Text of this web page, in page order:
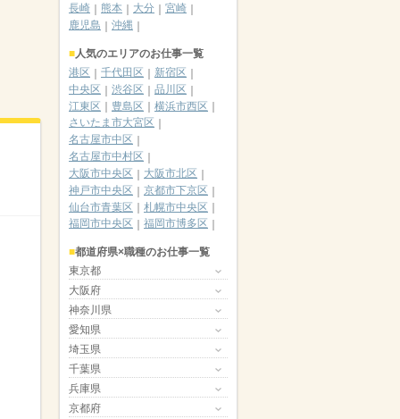
長崎
熊本 大分
宮崎
鹿児島
沖縄
人気のエリアのお仕事一覧
港区
千代田区
新宿区
中央区
渋谷区
品川区
江東区
豊島区
横浜市西区
さいたま市大宮区
名古屋市中区
名古屋市中村区
大阪市中央区
大阪市北区
神戸市中央区
京都市下京区
仙台市青葉区
札幌市中央区
福岡市中央区
福岡市博多区
都道府県×職種のお仕事一覧
東京都
大阪府
神奈川県
愛知県
埼玉県
千葉県
兵庫県
京都府